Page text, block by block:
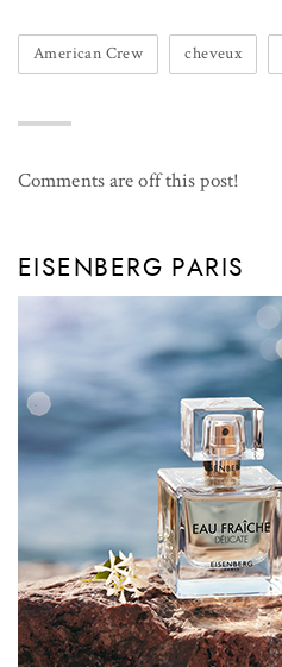
American Crew cheveux
Comments are off this post!
EISENBERG PARIS